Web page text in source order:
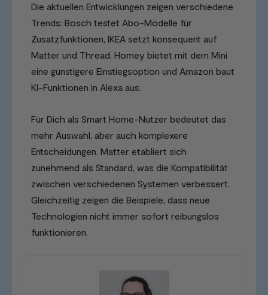
Die aktuellen Entwicklungen zeigen verschiedene
Trends: Bosch testet Abo-Modelle für
Zusatzfunktionen, IKEA setzt konsequent auf
Matter und Thread, Homey bietet mit dem Mini
eine günstigere Einstiegsoption und Amazon baut
KI-Funktionen in Alexa aus.
Für Dich als Smart Home-Nutzer bedeutet das
mehr Auswahl, aber auch komplexere
Entscheidungen. Matter etabliert sich
zunehmend als Standard, was die Kompatibilität
zwischen verschiedenen Systemen verbessert.
Gleichzeitig zeigen die Beispiele, dass neue
Technologien nicht immer sofort reibungslos
funktionieren.